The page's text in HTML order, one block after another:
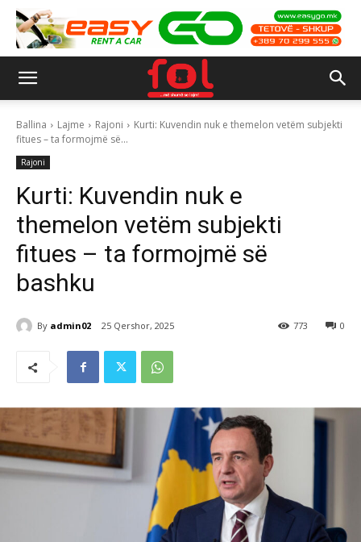
Ballina Lajme Rajoni
Kurti: Kuvendin nuk e themelon vetëm subjekti
fitues – ta formojmë së...
Rajoni
Kurti: Kuvendin nuk e
themelon vetëm subjekti
fitues – ta formojmë së
bashku
By admin02 25 Qershor, 2025 0
773